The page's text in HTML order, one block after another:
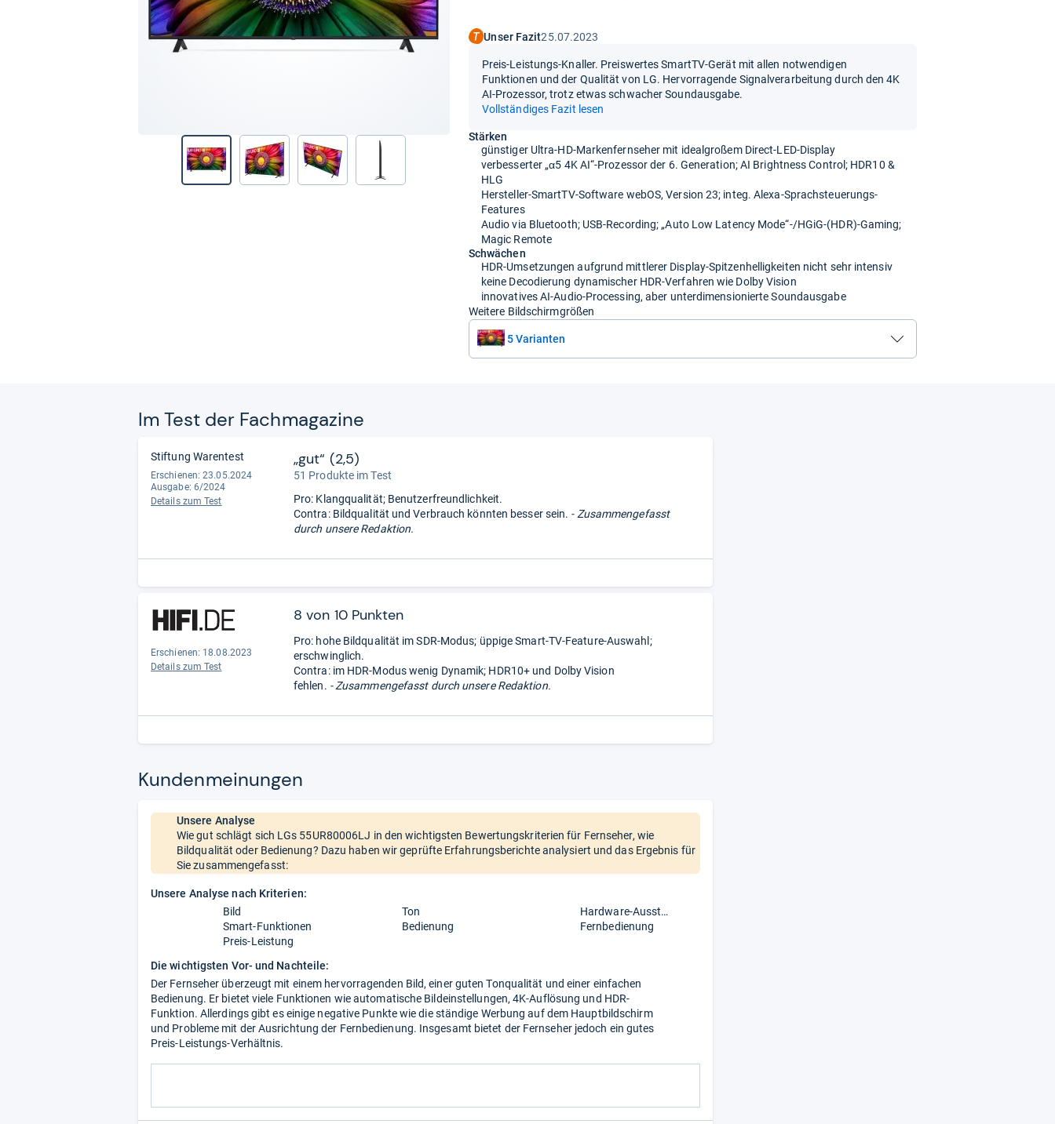
Unser Fazit25.07.2023
Preis-Leistungs-Knaller. Preiswertes SmartTV-Gerät mit allen notwendigen
Funktionen und der Qualität von LG. Hervorragende Signalverarbeitung durch den 4K
AI-Prozessor, trotz etwas schwacher Soundausgabe.
Vollständiges Fazit lesen
Stärken
günstiger Ultra-HD-Markenfernseher mit idealgroßem Direct-LED-Display
verbesserter „α5 4K AI“-Prozessor der 6. Generation; AI Brightness Control; HDR10 &
HLG
Hersteller-SmartTV-Software webOS, Version 23; integ. Alexa-Sprachsteuerungs-
Features
Audio via Bluetooth; USB-Recording; „Auto Low Latency Mode“-/HGiG-(HDR)-Gaming;
Magic Remote
Schwächen
HDR-Umsetzungen aufgrund mittlerer Display-Spitzenhelligkeiten nicht sehr intensiv
keine Decodierung dynamischer HDR-Verfahren wie Dolby Vision
innovatives AI-Audio-Processing, aber unterdimensionierte Soundausgabe
Weitere Bildschirmgrößen
5 Varianten
Im Test der Fach­ma­ga­zine
Stiftung Warentest
Erschienen: 23.05.2024
Ausgabe: 6/2024
Details zum Test
„gut“ (2,5)
51 Produkte im Test
Pro: Klangqualität; Benutzerfreundlichkeit.
Contra: Bildqualität und Verbrauch könnten besser sein. - Zusammengefasst
durch unsere Redaktion.
Erschienen: 18.08.2023
Details zum Test
8 von 10 Punkten
Pro: hohe Bildqualität im SDR-Modus; üppige Smart-TV-Feature-Auswahl;
erschwinglich.
Contra: im HDR-Modus wenig Dynamik; HDR10+ und Dolby Vision
fehlen. - Zusammengefasst durch unsere Redaktion.
Kun­den­mei­nun­gen
Unsere Analyse
Wie gut schlägt sich LGs 55UR80006LJ in den wichtigsten Bewertungskriterien für Fernseher, wie
Bildqualität oder Bedienung? Dazu haben wir geprüfte Erfahrungsberichte analysiert und das Ergebnis für
Sie zusammengefasst:
Unsere Analyse nach Kriterien:
Bild
Ton
Hardware-Ausstattung
Smart-Funktionen
Bedienung
Fernbedienung
Preis-Leistung
Die wichtigsten Vor- und Nachteile:
Der Fernseher überzeugt mit einem hervorragenden Bild, einer guten Tonqualität und einer einfachen
Bedienung. Er bietet viele Funktionen wie automatische Bildeinstellungen, 4K-Auflösung und HDR-
Funktion. Allerdings gibt es einige negative Punkte wie die ständige Werbung auf dem Hauptbildschirm
und Probleme mit der Ausrichtung der Fernbedienung. Insgesamt bietet der Fernseher jedoch ein gutes
Preis-Leistungs-Verhältnis.